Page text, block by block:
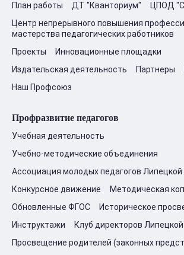
План работы ДТ "Кванториум"
ЦПОД
Центр непрерывного повышения
мастерства педагогических работников
Проекты
Инновационные площадки
Издательская деятельность
Партнеры
Наш Профсоюз
Профразвитие педагогов
Учебная деятельность
Учебно-методические объединения
Ассоциация молодых педагогов Липецкой
Конкурсное движение
Методическая
Обновленные ФГОС
Историческое
Инструктажи
Клуб директоров
Просвещение родителей (законных